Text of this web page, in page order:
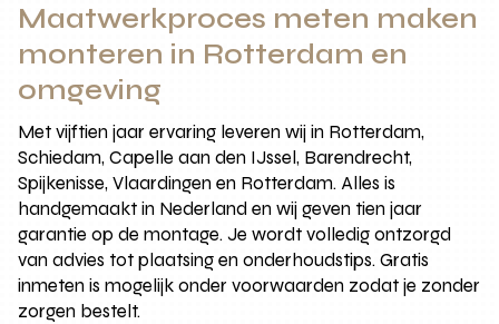
Maatwerkproces meten maken
monteren in Rotterdam en
omgeving
Met vijftien jaar ervaring leveren wij in Rotterdam,
Schiedam, Capelle aan den IJssel, Barendrecht,
Spijkenisse, Vlaardingen en Rotterdam. Alles is
handgemaakt in Nederland en wij geven tien jaar
garantie op de montage. Je wordt volledig ontzorgd
van advies tot plaatsing en onderhoudstips. Gratis
inmeten is mogelijk onder voorwaarden zodat je zonder
zorgen bestelt.